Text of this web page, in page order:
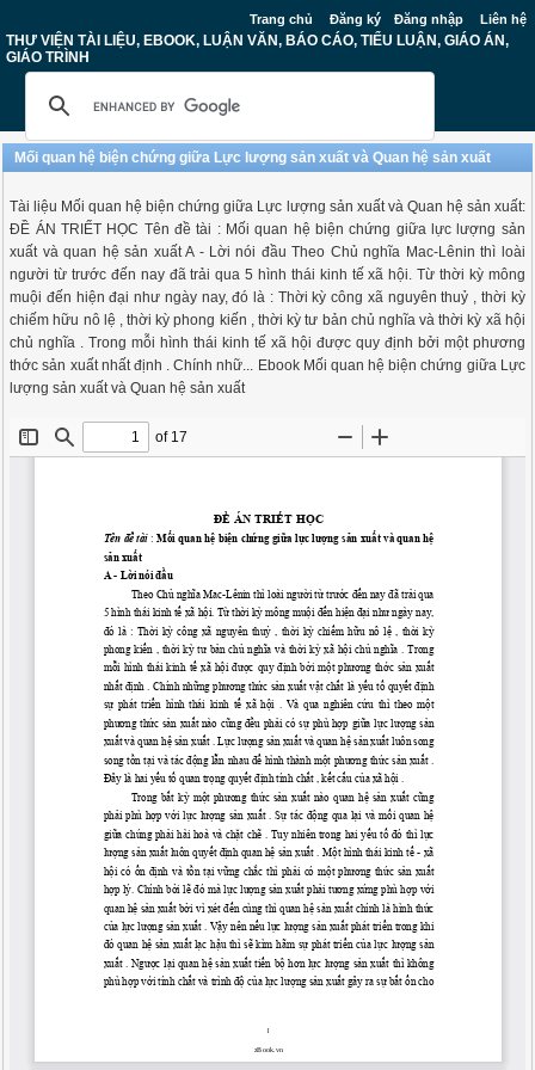
Trang chủ Đăng ký Đăng nhập Liên hệ
THƯ VIỆN TÀI LIỆU, EBOOK, LUẬN VĂN, BÁO CÁO, TIỂU LUẬN, GIÁO ÁN,
GIÁO TRÌNH
Mối quan hệ biện chứng giữa Lực lượng sản xuất và Quan hệ sản xuất
Tài liệu Mối quan hệ biện chứng giữa Lực lượng sản xuất và Quan hệ sản xuất:
ĐỀ ÁN TRIẾT HỌC Tên đề tài : Mối quan hệ biện chứng giữa lực lượng sản
xuất và quan hệ sản xuất A - Lời nói đầu Theo Chủ nghĩa Mac-Lênin thì loài
người từ trước đến nay đã trải qua 5 hình thái kinh tế xã hội. Từ thời kỳ mông
muội đến hiện đại như ngày nay, đó là : Thời kỳ công xã nguyên thuỷ , thời kỳ
chiếm hữu nô lệ , thời kỳ phong kiến , thời kỳ tư bản chủ nghĩa và thời kỳ xã hội
chủ nghĩa . Trong mỗi hình thái kinh tế xã hội được quy định bởi một phương
thớc sản xuất nhất định . Chính nhữ... Ebook Mối quan hệ biện chứng giữa Lực
lượng sản xuất và Quan hệ sản xuất